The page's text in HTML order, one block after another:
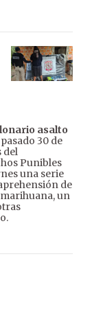
asalto
30 de
del
Punibles
una serie
de
un